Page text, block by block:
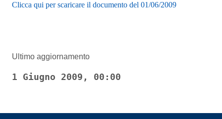
Clicca qui per scaricare il documento del 01/06/2009
Ultimo aggiornamento
1 Giugno 2009, 00:00